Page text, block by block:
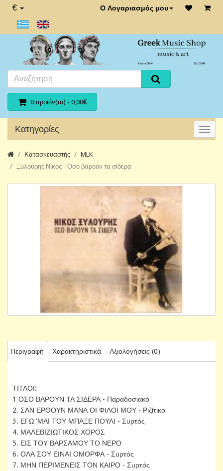
€ Ο Λογαριασμός μου
0 προϊόν(τα) - 0,00€
Κατηγορίες
Κατασκευαστής
MLK
Ξυλούρης Νίκος - Οσο βαρούν τα σίδερα
Περιγραφή Χαρακτηριστικά Αξιολογήσεις (0)
ΤΙΤΛΟΙ:
1 ΟΣΟ ΒΑΡΟΥΝ ΤΑ ΣΙΔΕΡΑ - Παραδοσιακό
2. ΣΑΝ ΕΡΘΟΥΝ ΜΑΝΑ ΟΙ ΦΙΛΟΙ ΜΟΥ - Ριζίτικο
3. ΕΓΩ 'ΜΑΙ ΤΟΥ ΜΠΑΞΕ ΠΟΥΛΙ - Συρτός
4. ΜΑΛΕΒΙΖΙΩΤΙΚΟΣ ΧΟΡΟΣ
5. ΕΙΣ ΤΟΥ ΒΑΡΣΑΜΟΥ ΤΟ ΝΕΡΟ
6. ΟΛΑ ΣΟΥ ΕΙΝΑΙ ΟΜΟΡΦΑ - Συρτός
7. ΜΗΝ ΠΕΡΙΜΕΝΕΙΣ ΤΟΝ ΚΑΙΡΟ - Συρτός